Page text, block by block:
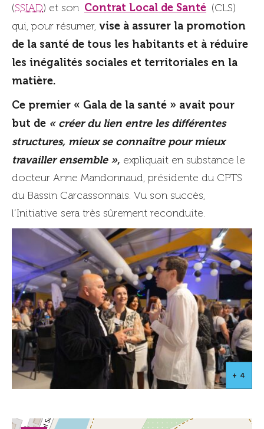
(SSIAD) et son Contrat Local de Santé (CLS)
qui, pour résumer, vise à assurer la promotion
de la santé de tous les habitants et à réduire
les inégalités sociales et territoriales en la
matière.
Ce premier « Gala de la santé » avait pour
but de « créer du lien entre les différentes
structures, mieux se connaître pour mieux
travailler ensemble », expliquait en substance le
docteur Anne Mandonnaud, présidente du CPTS
du Bassin Carcassonnais. Vu son succès,
l’Initiative sera très sûrement reconduite.
+ 4